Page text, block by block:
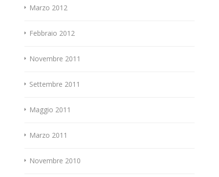
Marzo 2012
Febbraio 2012
Novembre 2011
Settembre 2011
Maggio 2011
Marzo 2011
Novembre 2010